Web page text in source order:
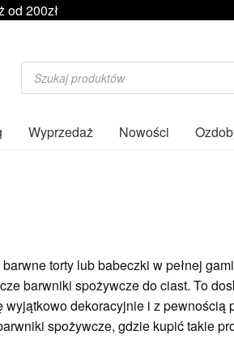
od 200zł
Wyszukiwarka
produktów
Wyprzedaż Nowości
torty lub babeczki w pełnej
barwniki spożywcze do ciast. To
dekoracyjnie i z pewnością
spożywcze, gdzie kupić takie